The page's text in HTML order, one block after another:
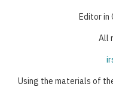
Editor in
All
Using the materials of